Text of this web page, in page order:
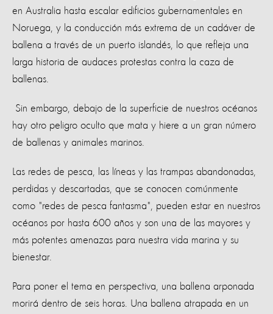
en Australia hasta escalar edificios gubernamentales en
Noruega, y la conducción más extrema de un cadáver de
ballena a través de un puerto islandés, lo que refleja una
larga historia de audaces protestas contra la caza de
ballenas.
Sin embargo, debajo de la superficie de nuestros océanos
hay otro peligro oculto que mata y hiere a un gran número
de ballenas y animales marinos.
Las redes de pesca, las líneas y las trampas abandonadas,
perdidas y descartadas, que se conocen comúnmente
como "redes de pesca fantasma", pueden estar en nuestros
océanos por hasta 600 años y son una de las mayores y
más potentes amenazas para nuestra vida marina y su
bienestar.
Para poner el tema en perspectiva, una ballena arponada
morirá dentro de seis horas. Una ballena atrapada en un